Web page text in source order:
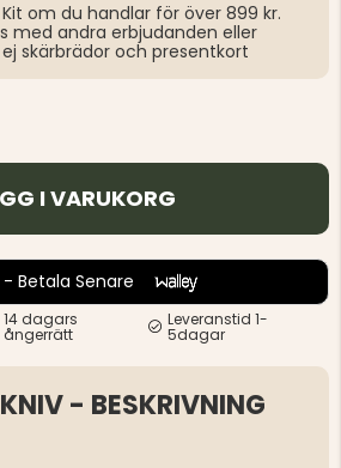
om du handlar för över 899 kr.
med andra erbjudanden eller
skärbrädor och presentkort
I VARUKORG
Betala Senare
14 dagars
ångerrätt
Leveranstid 1-
5dagar
- BESKRIVNING